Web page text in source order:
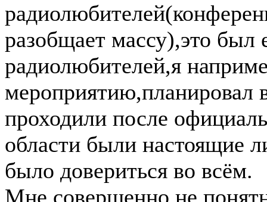
разобщает массу),это был
радиолюбителей,я
мероприятию,планировал
проходили после
области были настоящие
было довериться во всём.
Мне совершенно не